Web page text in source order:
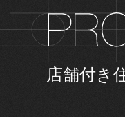
店舗付き